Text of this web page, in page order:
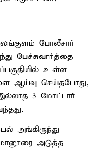
போலீசார்
பேச்சுவார்த்தை
உள்ள
ஆய்வு செய்தபோது,
3 மோட்டார்
அங்கிருந்து
அடுத்த